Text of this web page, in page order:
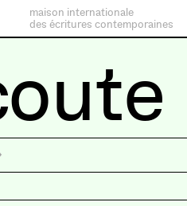
maison internationale
des écritures contemporaines